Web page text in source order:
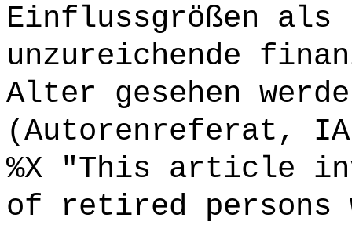
Einflussgrößen
unzureichende
Alter gesehen
(Autorenreferat,
%X "This article
of retired